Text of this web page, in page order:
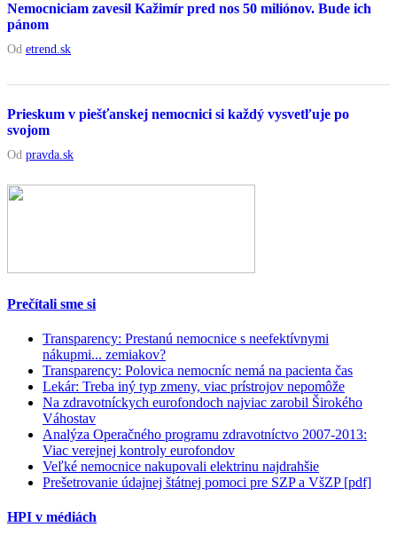
Nemocniciam zavesil Kažimír pred nos 50 miliónov. Bude ich
pánom
Od etrend.sk
Prieskum v piešťanskej nemocnici si každý vysvetľuje po
svojom
Od pravda.sk
Prečítali sme si
Transparency: Prestanú nemocnice s neefektívnymi
nákupmi... zemiakov?
Transparency: Polovica nemocníc nemá na pacienta čas
Lekár: Treba iný typ zmeny, viac prístrojov nepomôže
Na zdravotníckych eurofondoch najviac zarobil Širokého
Váhostav
Analýza Operačného programu zdravotníctvo 2007-2013:
Viac verejnej kontroly eurofondov
Veľké nemocnice nakupovali elektrinu najdrahšie
Prešetrovanie údajnej štátnej pomoci pre SZP a VšZP [pdf]
HPI v médiách